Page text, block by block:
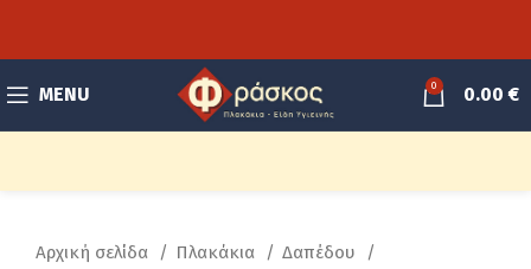
MENU 0 0.00€
Αρχική σελίδα Πλακάκια
Δαπέδου